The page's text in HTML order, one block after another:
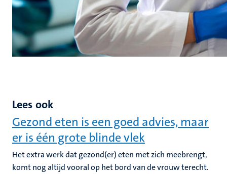
Lees ook
Gezond eten is een goed advies, maar
er is één grote blinde vlek
Het extra werk dat gezond(er) eten met zich meebrengt,
komt nog altijd vooral op het bord van de vrouw terecht.